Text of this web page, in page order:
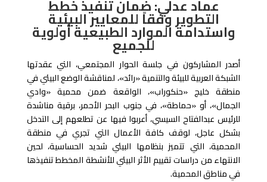
عماد عدلي: ضمان تنفيذ خطط
التطوير وفقاً للمعايير البيئية
واستدامة الموارد الطبيعية أولوية
للجميع
أصدر المشاركون في جلسة الحوار المجتمعي، التي عقدتها
الشبكة العربية للبيئة والتنمية «رائد»، لمناقشة الوضع البيئي في
منطقة خليج «حنكوراب»، الواقعة ضمن محمية «وادي
الجمال»، أو «حماطة»، في جنوب البحر الأحمر، برقية مناشدة
للرئيس عبدالفتاح السيسي، أعربوا فيها عن تطلعهم إلى التدخل
بشكل عاجل، لوقف كافة الأعمال التي تجري في منطقة
المحمية، التي تتميز بنظامها البيئي شديد الحساسية، لحين
الانتهاء من دراسات تقييم الأثر البيئي للأنشطة المخطط تنفيذها
في مناطق المحمية.